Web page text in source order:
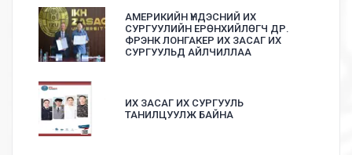
АМЕРИКИЙН ҮНДЭСНИЙ ИХ
СУРГУУЛИЙН ЕРӨНХИЙЛӨГЧ ДР.
ФРЭНК ЛОНГАКЕР ИХ ЗАСАГ ИХ
СУРГУУЛЬД АЙЛЧИЛЛАА
ИХ ЗАСАГ ИХ СУРГУУЛЬ
ТАНИЛЦУУЛЖ БАЙНА